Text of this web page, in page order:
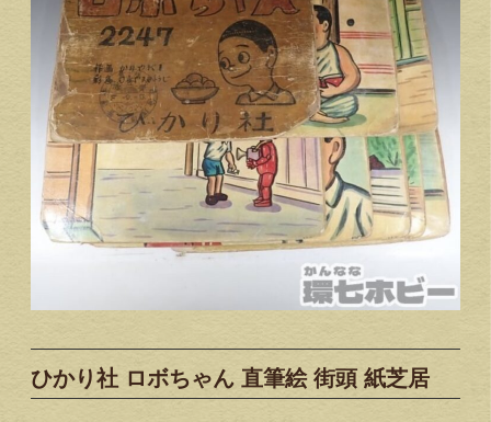
ひかり社 ロボちゃん 直筆絵 街頭 紙芝居